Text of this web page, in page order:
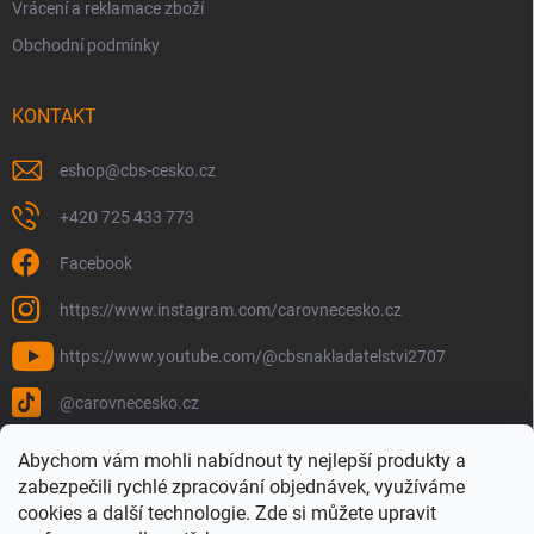
Abychom vám mohli nabídnout ty nejlepší produkty a
zabezpečili rychlé zpracování objednávek, využíváme
cookies a další technologie. Zde si můžete upravit
Vrácení a reklamace zboží
Obchodní podmínky
KONTAKT
eshop@cbs-cesko.cz
+420 725 433 773
Facebook
https://www.instagram.com/carovnecesko.cz
https://www.youtube.com/@cbsnakladatelstvi2707
@carovnecesko.cz